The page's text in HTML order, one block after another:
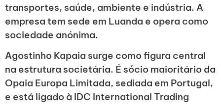
transportes, saúde, ambiente e indústria. A
empresa tem sede em Luanda e opera como
sociedade anónima.
Agostinho Kapaia surge como figura central
na estrutura societária. É sócio maioritário da
Opaia Europa Limitada, sediada em Portugal,
e está ligado à IDC International Trading